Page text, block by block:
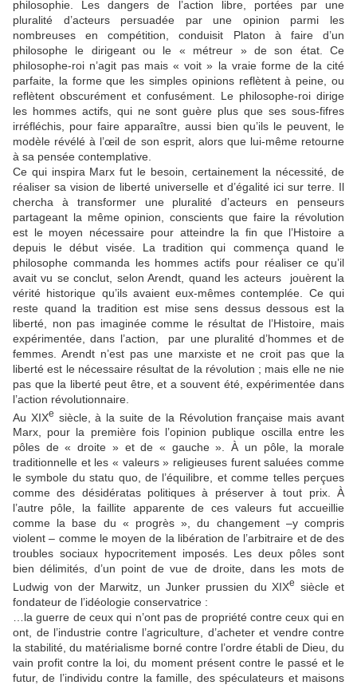
philosophie. Les dangers de l’action libre, portées par une
pluralité d’acteurs persuadée par une opinion parmi les
nombreuses en compétition, conduisit Platon à faire d’un
philosophe le dirigeant ou le « métreur » de son état. Ce
philosophe-roi n’agit pas mais « voit » la vraie forme de la cité
parfaite, la forme que les simples opinions reflètent à peine, ou
reflètent obscurément et confusément. Le philosophe-roi dirige
les hommes actifs, qui ne sont guère plus que ses sous-fifres
irréfléchis, pour faire apparaître, aussi bien qu’ils le peuvent, le
modèle révélé à l’œil de son esprit, alors que lui-même retourne
à sa pensée contemplative.
Ce qui inspira Marx fut le besoin, certainement la nécessité, de
réaliser sa vision de liberté universelle et d’égalité ici sur terre. Il
chercha à transformer une pluralité d’acteurs en penseurs
partageant la même opinion, conscients que faire la révolution
est le moyen nécessaire pour atteindre la fin que l’Histoire a
depuis le début visée. La tradition qui commença quand le
philosophe commanda les hommes actifs pour réaliser ce qu’il
avait vu se conclut, selon Arendt, quand les acteurs jouèrent la
vérité historique qu’ils avaient eux-mêmes contemplée. Ce qui
reste quand la tradition est mise sens dessus dessous est la
liberté, non pas imaginée comme le résultat de l’Histoire, mais
expérimentée, dans l’action, par une pluralité d’hommes et de
femmes. Arendt n’est pas une marxiste et ne croit pas que la
liberté est le nécessaire résultat de la révolution ; mais elle ne nie
pas que la liberté peut être, et a souvent été, expérimentée dans
l’action révolutionnaire.
Au XIXe siècle, à la suite de la Révolution française mais avant
Marx, pour la première fois l’opinion publique oscilla entre les
pôles de « droite » et de « gauche ». À un pôle, la morale
traditionnelle et les « valeurs » religieuses furent saluées comme
le symbole du statu quo, de l’équilibre, et comme telles perçues
comme des désidératas politiques à préserver à tout prix. À
l’autre pôle, la faillite apparente de ces valeurs fut accueillie
comme la base du « progrès », du changement –y compris
violent – comme le moyen de la libération de l’arbitraire et de des
troubles sociaux hypocritement imposés. Les deux pôles sont
bien délimités, d’un point de vue de droite, dans les mots de
Ludwig von der Marwitz, un Junker prussien du XIXe
siècle et
fondateur de l’idéologie conservatrice :
…la guerre de ceux qui n’ont pas de propriété contre ceux qui en
ont, de l’industrie contre l’agriculture, d’acheter et vendre contre
la stabilité, du matérialisme borné contre l’ordre établi de Dieu, du
vain profit contre la loi, du moment présent contre le passé et le
futur, de l’individu contre la famille, des spéculateurs et maisons